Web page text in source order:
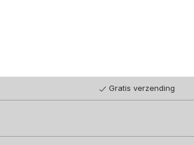
Gratis verzending